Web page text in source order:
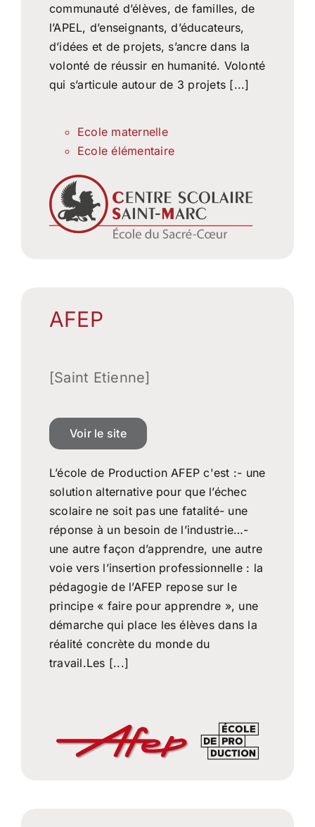
communauté d’élèves, de familles, de
l’APEL, d’enseignants, d’éducateurs,
d’idées et de projets, s’ancre dans la
volonté de réussir en humanité. Volonté
qui s’articule autour de 3 projets [...]
Ecole maternelle
Ecole élémentaire
AFEP
[Saint Etienne]
Voir le site
L’école de Production AFEP c'est :- une
solution alternative pour que l’échec
scolaire ne soit pas une fatalité- une
réponse à un besoin de l’industrie…-
une autre façon d’apprendre, une autre
voie vers l’insertion professionnelle : la
pédagogie de l’AFEP repose sur le
principe « faire pour apprendre », une
démarche qui place les élèves dans la
réalité concrète du monde du
travail.Les [...]